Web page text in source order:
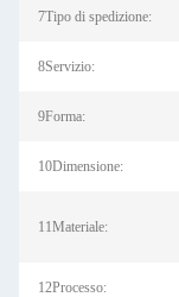
7Tipo di spedizione:
8Servizio:
9Forma:
10Dimensione:
11Materiale:
12Processo: